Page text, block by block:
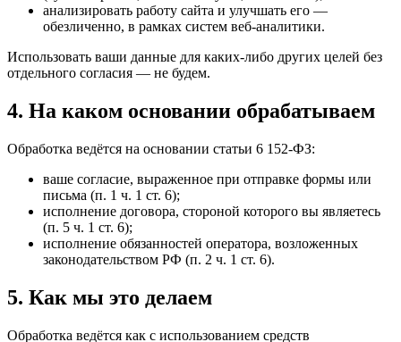
анализировать работу сайта и улучшать его —
обезличенно, в рамках систем веб-аналитики.
Использовать ваши данные для каких-либо других целей без
отдельного согласия — не будем.
4. На каком основании обрабатываем
Обработка ведётся на основании статьи 6 152-ФЗ:
ваше согласие, выраженное при отправке формы или
письма (п. 1 ч. 1 ст. 6);
исполнение договора, стороной которого вы являетесь
(п. 5 ч. 1 ст. 6);
исполнение обязанностей оператора, возложенных
законодательством РФ (п. 2 ч. 1 ст. 6).
5. Как мы это делаем
Обработка ведётся как с использованием средств